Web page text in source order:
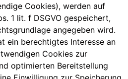
Cookies), werden auf
1 lit. f DSGVO gespeichert,
angegeben wird.
ein berechtigtes Interesse an
Cookies zur
optimierten Bereitstellung